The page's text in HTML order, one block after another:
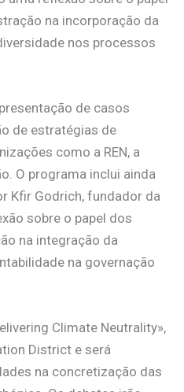
na incorporação da
nos processos
de casos
de estratégias de
como a REN, a
O programa inclui ainda
Kfir Godrich, fundador da
sobre o papel dos
na integração da
na governação
Climate Neutrality»,
District e será
na concretização das